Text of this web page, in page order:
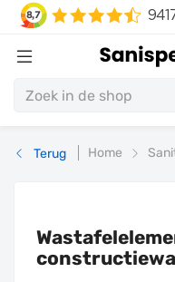
Terug Home